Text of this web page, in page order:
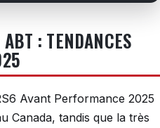
: TENDANCES
Avant Performance 2025
Canada, tandis que la très